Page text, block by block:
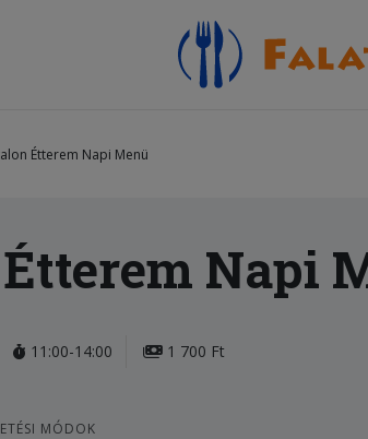
Étterem Napi Menü
Napi
11:00-14:00 1 700 Ft
MÓDOK